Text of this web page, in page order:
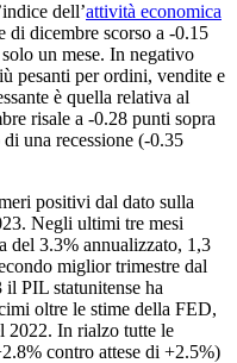
dell’attività economica
di dicembre scorso a -0.15
un mese. In negativo
pesanti per ordini, vendite e
è quella relativa al
risale a -0.28 punti sopra
una recessione (-0.35
positivi dal dato sulla
Negli ultimi tre mesi
del 3.3% annualizzato, 1,3
miglior trimestre dal
PIL statunitense ha
oltre le stime della FED,
2022. In rialzo tutte le
contro attese di +2.5%)